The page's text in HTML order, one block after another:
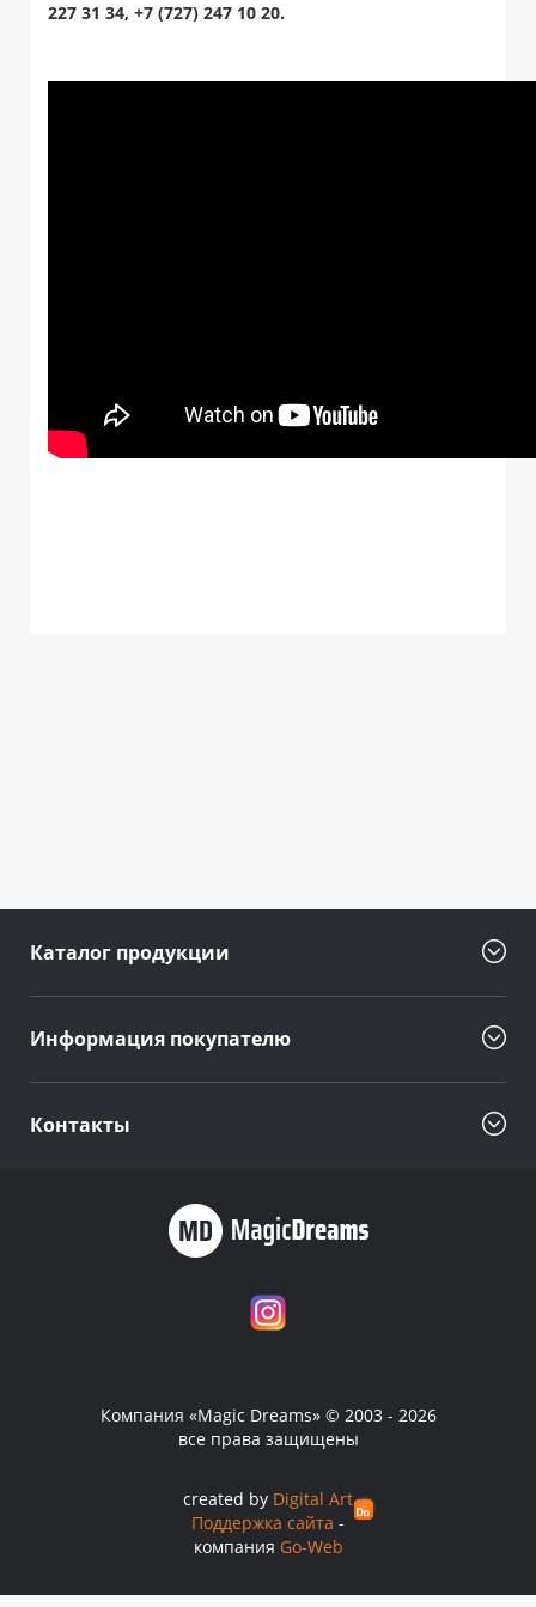
227 31 34, +7 (727) 247 10 20.
Каталог продукции
Информация покупателю
Контакты
Компания «Magic Dreams» © 2003 - 2026
все права защищены
created by Digital Art
Поддержка сайта -
компания Go-Web